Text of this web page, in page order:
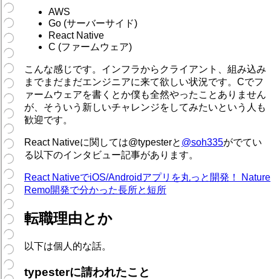
AWS
Go (サーバーサイド)
React Native
C (ファームウェア)
こんな感じです。インフラからクライアント、組み込み
までまだまだエンジニアに来て欲しい状況です。Cでフ
ァームウェアを書くとか僕も全然やったことありません
が、そういう新しいチャレンジをしてみたいという人も
歓迎です。
React Nativeに関しては@typesterと @soh335がでてい
る以下のインタビュー記事があります。
React NativeでiOS/Androidアプリを丸っと開発！ Nature
Remo開発で分かった長所と短所
転職理由とか
以下は個人的な話。
typesterに請われたこと